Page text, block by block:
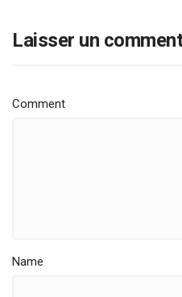
Laisser un
Comment
Name